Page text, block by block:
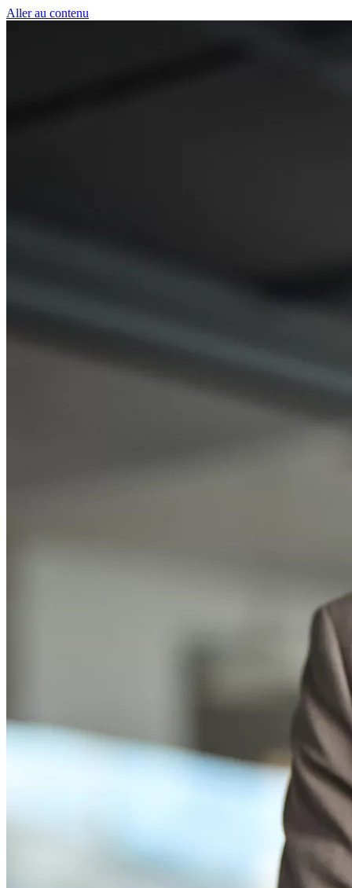
Aller au contenu
Panneau de gestion des cookies